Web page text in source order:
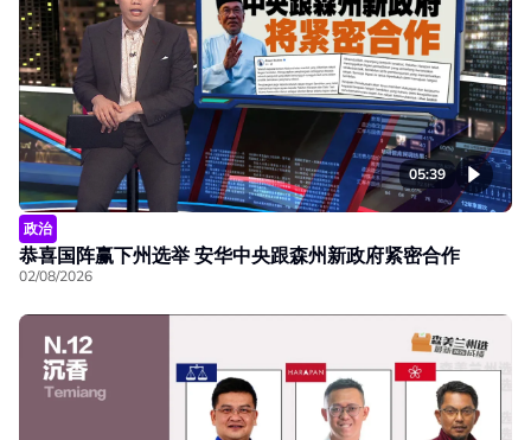
05:39
政治
恭喜国阵赢下州选举 安华中央跟森州新政府紧密合作
02/08/2026